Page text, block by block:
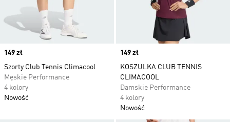
Price
149 zł
Szorty Club Tennis Climacool
Męskie Performance
4 kolory
Nowość
Price
149 zł
KOSZULKA CLUB TENNIS
CLIMACOOL
Damskie Performance
4 kolory
Nowość